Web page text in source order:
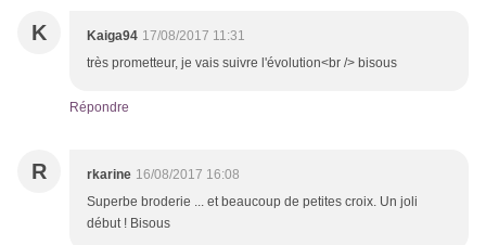
K Kaiga94 17/08/2017 11:31
très prometteur, je vais suivre l'évolution<br /> bisous
Répondre
R rkarine 16/08/2017 16:08
Superbe broderie ... et beaucoup de petites croix. Un joli
début ! Bisous